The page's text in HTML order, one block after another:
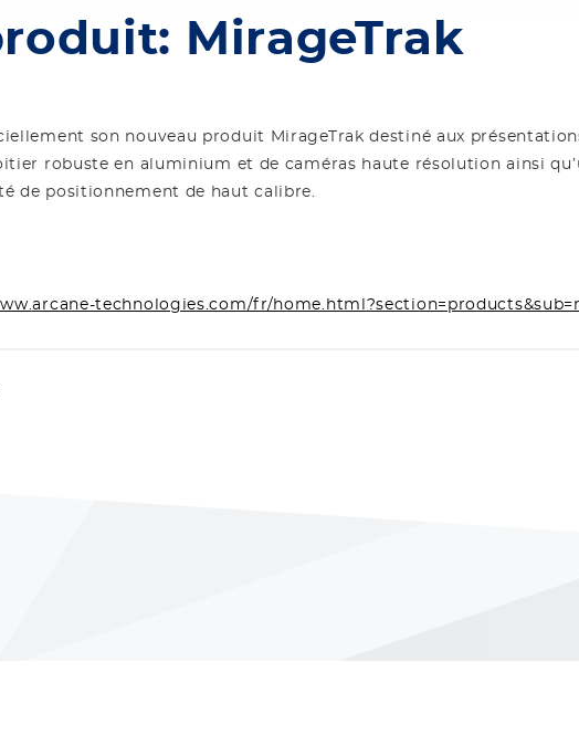
MirageTrak
son nouveau produit MirageTrak destiné aux
robuste en aluminium et de caméras haute résolution ainsi
de positionnement de haut calibre.
technologies.com/fr/